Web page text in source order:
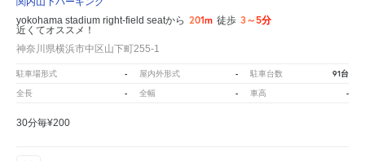
yokohama stadium right-field seatから 201m 徒歩 3～5分
近くてオススメ！
神奈川県横浜市中区山下町255-1
駐車場形式 - 屋内外形式 - 駐車台数 91台
全長 - 全幅 - 車高 -
30分毎¥200